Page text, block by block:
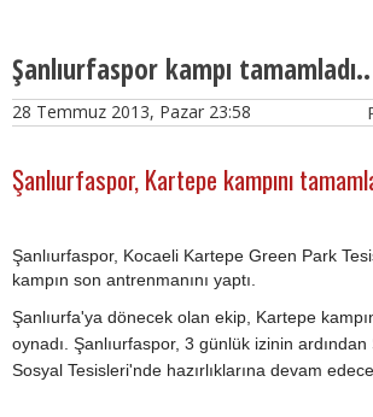
Şanlıurfaspor kampı tamamladı..
28 Temmuz 2013, Pazar 23:58
Şanlıurfaspor, Kartepe kampını
Şanlıurfaspor, Kocaeli Kartepe Green Park
kampın son antrenmanını yaptı.
Şanlıurfa'ya dönecek olan ekip, Kartepe
oynadı. Şanlıurfaspor, 3 günlük izinin ardından
Sosyal Tesisleri'nde hazırlıklarına devam